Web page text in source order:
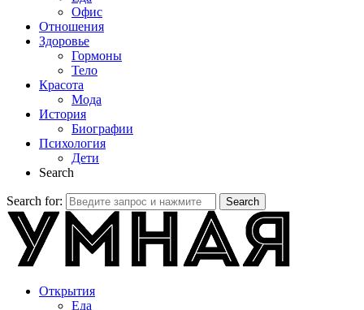
Офис
Отношения
Здоровье
Гормоны
Тело
Красота
Мода
История
Биографии
Психология
Дети
Search
Search for: Search
Открытия
Еда